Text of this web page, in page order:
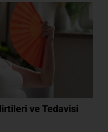
ve Tedavisi